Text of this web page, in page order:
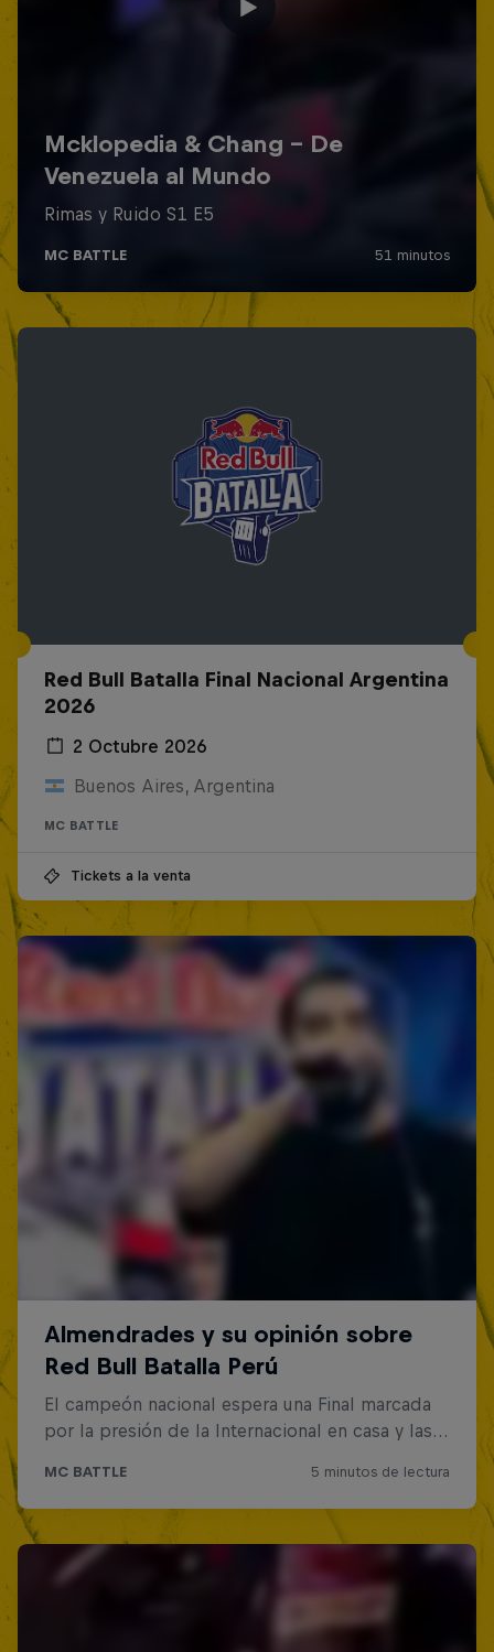
Red Bull Batalla Final Nacional Argentina
2026
2 Octubre 2026
Buenos Aires, Argentina
MC BATTLE
Tickets a la venta